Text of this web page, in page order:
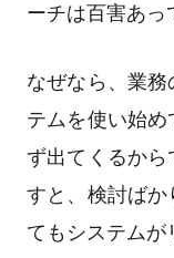
ーチは百害あっ
なぜなら、業
テムを使い始
ず出てくるか
すと、検討ば
てもシステムが